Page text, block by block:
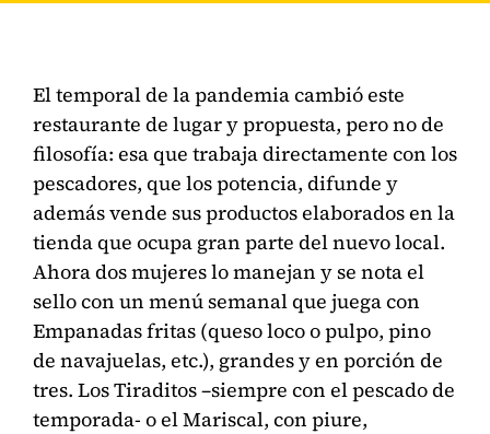
El temporal de la pandemia cambió este
restaurante de lugar y propuesta, pero no de
filosofía: esa que trabaja directamente con los
pescadores, que los potencia, difunde y
además vende sus productos elaborados en la
tienda que ocupa gran parte del nuevo local.
Ahora dos mujeres lo manejan y se nota el
sello con un menú semanal que juega con
Empanadas fritas (queso loco o pulpo, pino
de navajuelas, etc.), grandes y en porción de
tres. Los Tiraditos –siempre con el pescado de
temporada- o el Mariscal, con piure,